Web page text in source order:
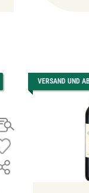
VERSAND UND